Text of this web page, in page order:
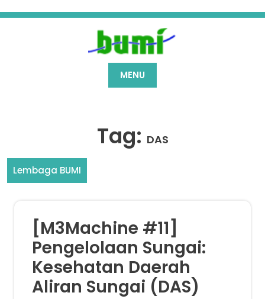
to
MENU
Tag: DAS
Lembaga BUMI
[M3Machine #11]
Pengelolaan Sungai:
Kesehatan Daerah
Aliran Sungai (DAS)